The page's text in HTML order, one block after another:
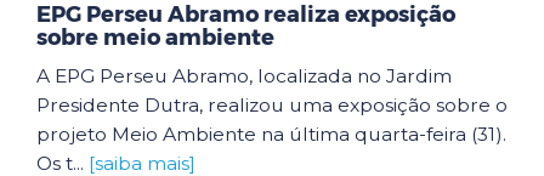
EPG Perseu Abramo realiza exposição
sobre meio ambiente
A EPG Perseu Abramo, localizada no Jardim
Presidente Dutra, realizou uma exposição sobre o
projeto Meio Ambiente na última quarta-feira (31).
Os t... [saiba mais]